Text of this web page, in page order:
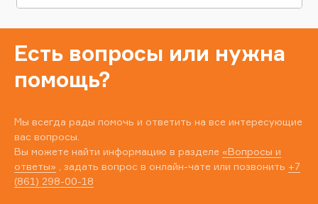
Есть вопросы или нужна
помощь?
Мы всегда рады помочь и ответить на все интересующие
вас вопросы.
Вы можете найти информацию в разделе «Вопросы и
ответы» , задать вопрос в онлайн-чате или позвонить +7
(861) 298-00-18